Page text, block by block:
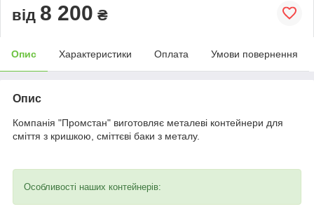
від 8 200 ₴
Опис Характеристики Оплата Умови повернення
Опис
Компанія "Промстан" виготовляє металеві контейнери для
сміття з кришкою, сміттєві баки з металу.
Особливості наших контейнерів: